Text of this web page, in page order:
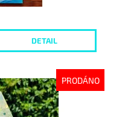
DETAIL
PRODÁNO